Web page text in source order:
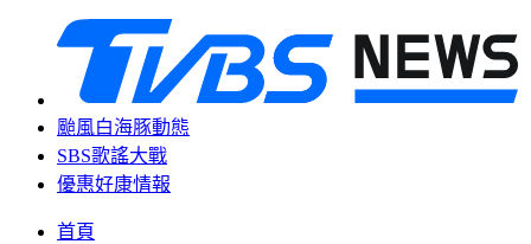
颱風白海豚動態
SBS歌謠大戰
優惠好康情報
首頁